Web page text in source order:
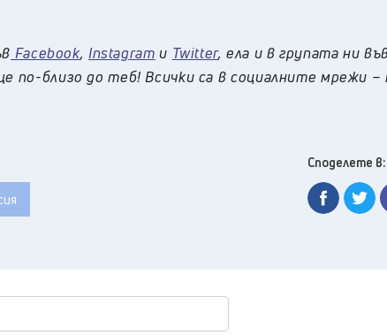
Facebook, Instagram и Twitter, ела и в групата ни
по-близо до теб! Всички са в социалните мрежи –
Споделете в: